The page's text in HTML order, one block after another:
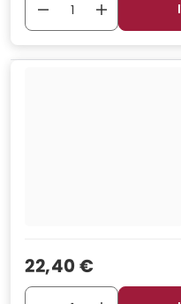
Verkaufspreis
22,40 €